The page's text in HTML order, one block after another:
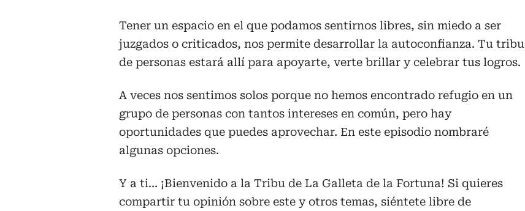
Tener un espacio en el que podamos sentirnos libres, sin miedo a ser
juzgados o criticados, nos permite desarrollar la autoconfianza. Tu tribu
de personas estará allí para apoyarte, verte brillar y celebrar tus logros.
A veces nos sentimos solos porque no hemos encontrado refugio en un
grupo de personas con tantos intereses en común, pero hay
oportunidades que puedes aprovechar. En este episodio nombraré
algunas opciones.
Y a ti… ¡Bienvenido a la Tribu de La Galleta de la Fortuna! Si quieres
compartir tu opinión sobre este y otros temas, siéntete libre de